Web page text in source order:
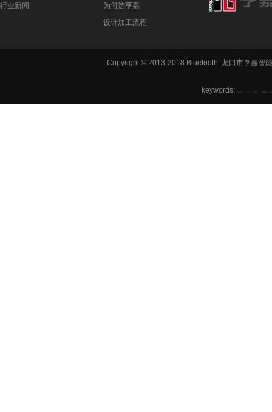
行业新闻
为何选亨嘉
设计加工流程
Copyright © 2013-2018 Bluetooth. 龙口市亨嘉智
keywords: